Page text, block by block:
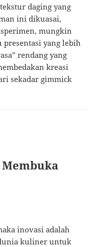
daging yang
ini dikuasai,
mungkin
presentasi yang lebih
rendang yang
kreasi
sekadar gimmick
inovasi adalah
kuliner untuk